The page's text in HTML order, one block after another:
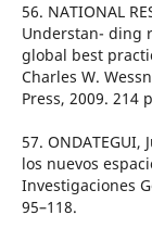
56. NATIONAL
Understan- ding
global best
Charles W.
Press, 2009. 214
57.
los nuevos
Investigaciones
95–118.